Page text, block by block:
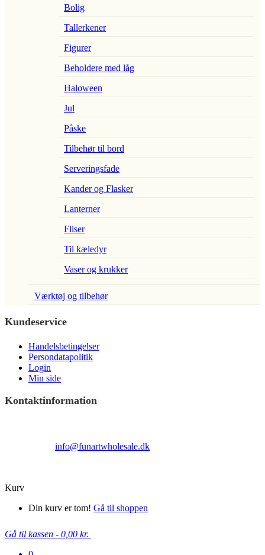
Bolig
Tallerkener
Figurer
Beholdere med låg
Haloween
Jul
Påske
Tilbehør til bord
Serveringsfade
Kander og Flasker
Lanterner
Fliser
Til kæledyr
Vaser og krukker
Værktøj og tilbehør
Kundeservice
Handelsbetingelser
Persondatapolitik
Login
Min side
Kontaktinformation
info@funartwholesale.dk
Kurv
Din kurv er tom! Gå til shoppen
Gå til kassen - 0,00 kr.